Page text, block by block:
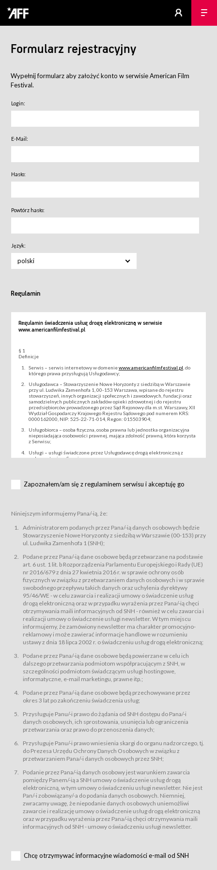
Formularz rejestracyjny
Wypełnij formularz aby założyć konto w serwisie American Film
Festival.
Login:
E-Mail:
Hasło:
Powtórz hasło:
Język:
polski
Regulamin
Regulamin świadczenia usług drogą elektroniczną w serwisie
www.americanfilmfestival.pl
§ 1
Definicje
Serwis – serwis internetowy w domeniewww.americanfilmfestival.pl , do
którego prawa przysługują Usługodawcy;
Usługodawca – Stowarzyszenie Nowe Horyzonty z siedzibą w Warszawie
przy ul. Ludwika Zamenhofa 1, 00-153 Warszawa, wpisane do rejestru
stowarzyszeń, innych organizacji społecznych i zawodowych, fundacji oraz
samodzielnych publicznych zakładów opieki zdrowotnej i do rejestru
przedsiębiorców prowadzonego przez Sąd Rejonowy dla m.st. Warszawy, XII
Wydział Gospodarczy Krajowego Rejestru Sądowego pod numerem KRS:
0000162000, NIP: 525-22-71-014, Regon: 015503904;
Usługobiorca – osoba fizyczna, osoba prawna lub jednostka organizacyjna
nieposiadająca osobowości prawnej, mająca zdolność prawną, która korzysta
z Serwisu;
Usługi – usługi świadczone przez Usługodawcę drogą elektroniczną z
wykorzystaniem Serwisu;
za pośrednictwem Serwisu;
podmiotom z branży mediów i filmowej (Akredytacje);
Bilety – wybrane dokumenty potwierdzające zawarcie umowy z
Usługodawcą i uprawniające do wzięcia udziału w Wydarzeniu,
przewidziane przez Usługodawcę dla danego Wydarzenia, tj. uprawniające
do uczestnictwa w wielu albo w pojedynczych seansach filmowych,
Sklep – sklep internetowy prowadzony przez Usługodawcę w Serwisie;
Regulamin – niniejszy regulamin.
§ 2
Postanowienia ogólne
Regulamin określa zasady:
świadczenia Usługobiorcom Usług przez Usługodawcę, z
zastrzeżeniem usług, o których mowa w ust. 2 pkt. 4 i 5 poniżej, których
zasady świadczenia precyzują odrębne regulaminy,
przetwarzania przez Usługodawcę danych osobowych Usługobiorców
będących osobami fizycznymi.
świadczy Usługi drogą elektroniczną w rozumieniu ustawy z dnia 18 lipca
2002 r. o świadczeniu usług drogą elektroniczną (Dz.U. z 2002 r., Nr 144, poz.
1204, z późń. zm.). Usługi świadczone są nieodpłatnie.
usługę przeglądania i odczytywania przez Usługobiorców materiałów
zamieszczanych w Serwisie,
usługę utrzymywania konta użytkownika w Serwisie,
usługę newsletter,
usługę zawierania na odległość umów nabycia Karnetów i Biletów,
usługę zawierania na odległość umów sprzedaży w Sklepie.
dnia 18 lipca 2002 r. o świadczeniu usług drogą elektroniczną (Dz.U. z 2002
r., Nr 144, poz. 1204, z późń. zm.). Usługi świadczone są nieodpłatnie.
Na zasadach określonych w Regulaminie dostęp do Serwisu jest otwarty dla
Usługobiorca przed rozpoczęciem korzystania z Serwisu jest zobowiązany
zapoznać się z Regulaminem. Założenie konta w Serwisie oraz zamówienie
usługi newsletter za pośrednictwem przeznaczonego do tego formularza
zamieszczonego na stronach Serwisu dostępnych dla wszystkich
Usługobiorców wymaga akceptacji postanowień Regulaminu.
Usługobiorca zobowiązany jest do przestrzegania postanowień Regulaminu
od chwili rozpoczęcia korzystania z Serwisu.
Regulamin jest udostępniony Usługobiorcom nieodpłatnie za
Warunki techniczne korzystania z Usług
Zapoznałem/am się z regulaminem serwisu i akceptuję go
Niniejszym informujemy Pana/-ią, że:
Administratorem podanych przez Pana/-ią danych osobowych będzie
Stowarzyszenie Nowe Horyzonty z siedzibą w Warszawie (00-153) przy
ul. Ludwika Zamenhofa 1 (SNH);
Podane przez Pana/-ią dane osobowe będą przetwarzane na podstawie
art. 6 ust. 1 lit. b Rozporządzenia Parlamentu Europejskiego i Rady (UE)
nr 2016/679 z dnia 27 kwietnia 2016 r. w sprawie ochrony osób
fizycznych w związku z przetwarzaniem danych osobowych i w sprawie
swobodnego przepływu takich danych oraz uchylenia dyrektywy
95/46/WE - w celu zawarcia i realizacji umowy o świadczenie usług
drogą elektroniczną oraz w przypadku wyrażenia przez Pana/-ią chęci
otrzymywania maili informacyjnych od SNH - również w celu zawarcia i
realizacji umowy o świadczenie usługi newsletter. W tym miejscu
informujemy, że zamówiony newsletter ma charakter promocyjno-
reklamowy i może zawierać informacje handlowe w rozumieniu
ustawy z dnia 18 lipca 2002 r. o świadczeniu usług drogą elektroniczną;
Podane przez Pana/-ią dane osobowe będą powierzane w celu ich
dalszego przetwarzania podmiotom współpracującym z SNH, w
szczególności podmiotom świadczącym usługi hostingowe,
informatyczne, e-mail marketingu, prawne itp.;
Podane przez Pana/-ią dane osobowe będą przechowywane przez
okres 3 lat po zakończeniu świadczenia usług;
Przysługuje Panu/-i prawo do żądania od SNH dostępu do Pana/-i
danych osobowych, ich sprostowania, usunięcia lub ograniczenia
przetwarzania oraz prawo do przenoszenia danych;
Przysługuje Panu/-i prawo wniesienia skargi do organu nadzorczego, tj.
do Prezesa Urzędu Ochrony Danych Osobowych w związku z
przetwarzaniem Pana/-i danych osobowych przez SNH;
Podanie przez Pana/-ią danych osobowy jest warunkiem zawarcia
pomiędzy Panem/-ią a SNH umowy o świadczenie usług drogą
elektroniczną, w tym umowy o świadczeniu usługi newsletter. Nie jest
Pan/-i zobowiązany/-a do podania danych osobowych. Niemniej,
zwracamy uwagę, że niepodanie danych osobowych uniemożliwi
zawarcie i realizację umowy o świadczenie usług drogą elektroniczną
oraz w przypadku wyrażenia przez Pana/-ią chęci otrzymywania maili
informacyjnych od SNH - umowy o świadczeniu usługi newsletter.
Chcę otrzymywać informacyjne wiadomości e-mail od SNH